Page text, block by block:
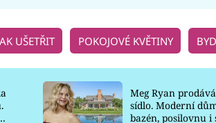
UŠETŘIT POKOJOVÉ KVĚTINY
Meg Ryan
sídlo. Moderní
bazén, posilovnu i